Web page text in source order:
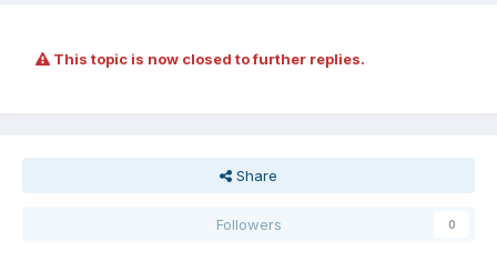
This topic is now closed to further replies.
Share
Followers 0